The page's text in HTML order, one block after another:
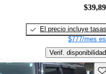
El precio incluye tasas
$777/mes
Verif. disponibilidad